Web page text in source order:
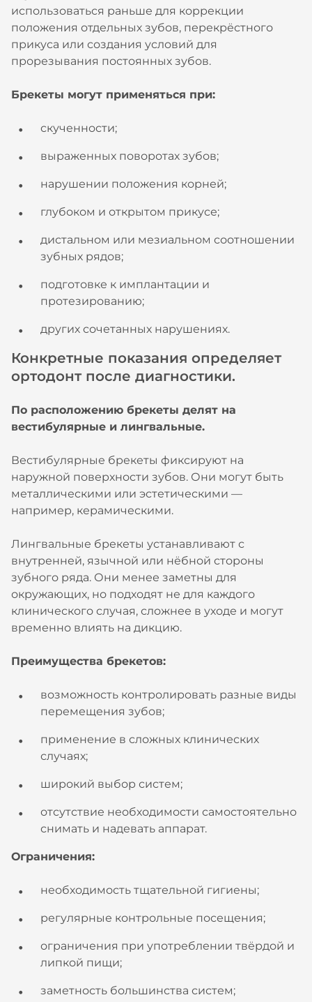
использоваться раньше для коррекции
положения отдельных зубов, перекрёстного
прикуса или создания условий для
прорезывания постоянных зубов.
Брекеты могут применяться при:
скученности;
выраженных поворотах зубов;
нарушении положения корней;
глубоком и открытом прикусе;
дистальном или мезиальном соотношении
зубных рядов;
подготовке к имплантации и
протезированию;
других сочетанных нарушениях.
Конкретные показания определяет
ортодонт после диагностики.
По расположению брекеты делят на
вестибулярные и лингвальные.
Вестибулярные брекеты фиксируют на
наружной поверхности зубов. Они могут быть
металлическими или эстетическими —
например, керамическими.
Лингвальные брекеты устанавливают с
внутренней, язычной или нёбной стороны
зубного ряда. Они менее заметны для
окружающих, но подходят не для каждого
клинического случая, сложнее в уходе и могут
временно влиять на дикцию.
Преимущества брекетов:
возможность контролировать разные виды
перемещения зубов;
применение в сложных клинических
случаях;
широкий выбор систем;
отсутствие необходимости самостоятельно
снимать и надевать аппарат.
Ограничения:
необходимость тщательной гигиены;
регулярные контрольные посещения;
ограничения при употреблении твёрдой и
липкой пищи;
заметность большинства систем;